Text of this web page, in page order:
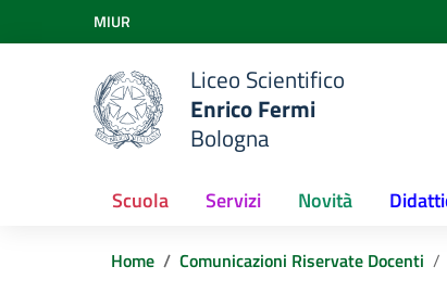
Vai ai contenuti
Vai al menu di navigazione
Vai al footer
MIUR
Liceo Scientifico
Enrico Fermi
Bologna
Scuola Servizi Novità
Home Comunicazioni Riservate Docenti